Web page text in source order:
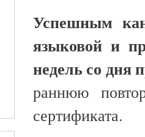
Успешным
языковой и
недель со дня
раннюю
сертификата.